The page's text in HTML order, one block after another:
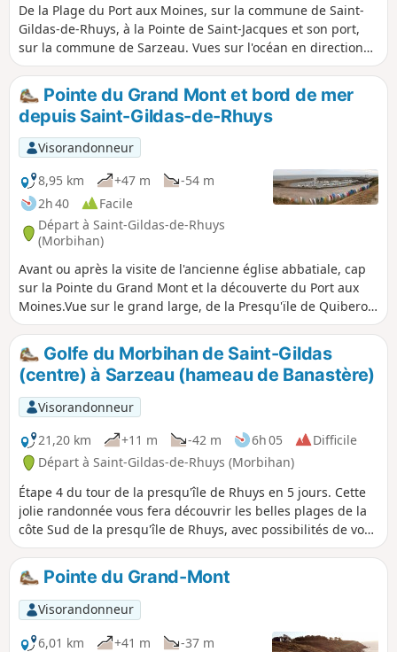
De la Plage du Port aux Moines, sur la commune de Saint-
Gildas-de-Rhuys, à la Pointe de Saint-Jacques et son port,
sur la commune de Sarzeau. Vues sur l'océan en direction
des îles de Houat, Hoedic et Belle-Île. Belle randonnée en
bordure de nombreuses plages, donc avec baignades
possibles ! Sentier tout le long en cas de haute mer de
grandes marées. Les jours de grands vents le trajet est très
exposé.
Pointe du Grand Mont et bord de mer
depuis Saint-Gildas-de-Rhuys
Visorandonneur
8,95 km
+47 m
-54 m
2h 40
Facile
Départ à Saint-Gildas-de-Rhuys
(Morbihan)
Avant ou après la visite de l'ancienne église abbatiale, cap
sur la Pointe du Grand Mont et la découverte du Port aux
Moines.Vue sur le grand large, de la Presqu'ïle de Quiberon
à Belle-Île.
Golfe du Morbihan de Saint-Gildas
(centre) à Sarzeau (hameau de Banastère)
Visorandonneur
21,20 km
+11 m -42 m 6h 05
Difficile
Départ à Saint-Gildas-de-Rhuys (Morbihan)
Étape 4 du tour de la presqu'île de Rhuys en 5 jours. Cette
jolie randonnée vous fera découvrir les belles plages de la
côte Sud de la presqu'île de Rhuys, avec possibilités de vous
baigner. Au large, vues sur les îles de Houat, Hoedic et Belle
Île, ainsi que sur la presqu'île de Quiberon. Le Château de
Suscinio, domaine des ducs de Bretagne situé dans un
espace naturel riche en biodiversité, est incontournable
dans le Morbihan.
Pointe du Grand-Mont
Visorandonneur
6,01 km
+41 m
-37 m